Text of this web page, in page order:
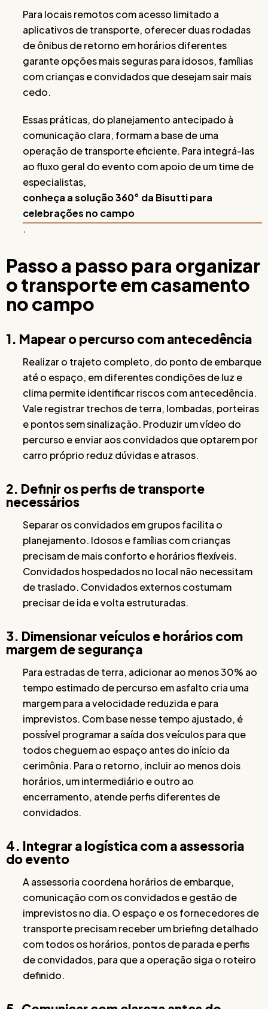
Para locais remotos com acesso limitado a
aplicativos de transporte, oferecer duas rodadas
de ônibus de retorno em horários diferentes
garante opções mais seguras para idosos, famílias
com crianças e convidados que desejam sair mais
cedo.
Essas práticas, do planejamento antecipado à
comunicação clara, formam a base de uma
operação de transporte eficiente. Para integrá-las
ao fluxo geral do evento com apoio de um time de
especialistas,
conheça a solução 360° da Bisutti para
celebrações no campo
.
Passo a passo para organizar
o transporte em casamento
no campo
1. Mapear o percurso com antecedência
Realizar o trajeto completo, do ponto de embarque
até o espaço, em diferentes condições de luz e
clima permite identificar riscos com antecedência.
Vale registrar trechos de terra, lombadas, porteiras
e pontos sem sinalização. Produzir um vídeo do
percurso e enviar aos convidados que optarem por
carro próprio reduz dúvidas e atrasos.
2. Definir os perfis de transporte
necessários
Separar os convidados em grupos facilita o
planejamento. Idosos e famílias com crianças
precisam de mais conforto e horários flexíveis.
Convidados hospedados no local não necessitam
de traslado. Convidados externos costumam
precisar de ida e volta estruturadas.
3. Dimensionar veículos e horários com
margem de segurança
Para estradas de terra, adicionar ao menos 30% ao
tempo estimado de percurso em asfalto cria uma
margem para a velocidade reduzida e para
imprevistos. Com base nesse tempo ajustado, é
possível programar a saída dos veículos para que
todos cheguem ao espaço antes do início da
cerimônia. Para o retorno, incluir ao menos dois
horários, um intermediário e outro ao
encerramento, atende perfis diferentes de
convidados.
4. Integrar a logística com a assessoria
do evento
A assessoria coordena horários de embarque,
comunicação com os convidados e gestão de
imprevistos no dia. O espaço e os fornecedores de
transporte precisam receber um briefing detalhado
com todos os horários, pontos de parada e perfis
de convidados, para que a operação siga o roteiro
definido.